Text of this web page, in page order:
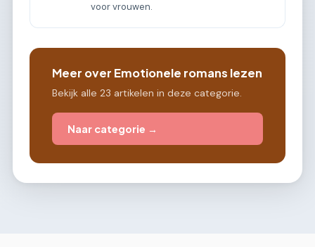
voor vrouwen.
Meer over Emotionele romans lezen
Bekijk alle 23 artikelen in deze categorie.
Naar categorie →